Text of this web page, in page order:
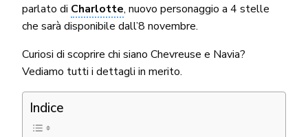
parlato di Charlotte, nuovo personaggio a 4 stelle
che sarà disponibile dall’8 novembre.
Curiosi di scoprire chi siano Chevreuse e Navia?
Vediamo tutti i dettagli in merito.
Indice